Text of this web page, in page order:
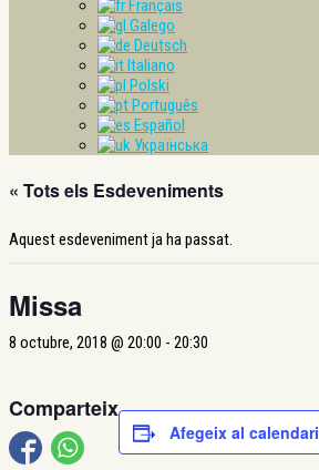
Français
Galego
Deutsch
Italiano
Polski
Português
Español
Українська
« Tots els Esdeveniments
Aquest esdeveniment ja ha passat.
Missa
8 octubre, 2018 @ 20:00 - 20:30
Comparteix
Afegeix al calendari